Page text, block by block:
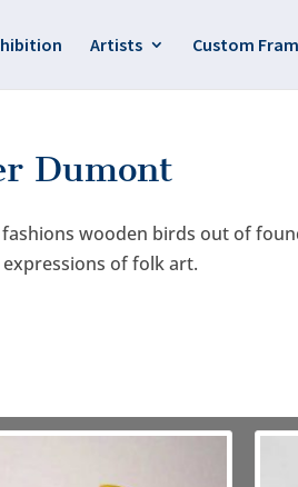
Artists Custom
Dumont
wooden birds out of
of folk art.